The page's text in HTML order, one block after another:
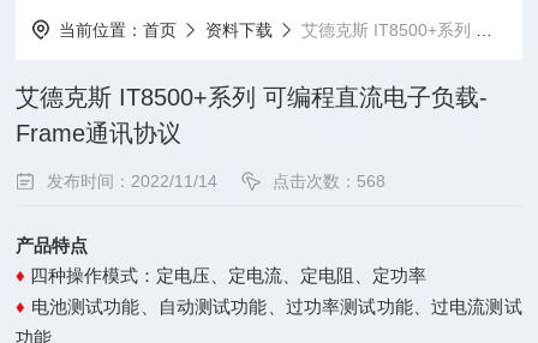
当前位置：首页 资料下载 艾德克斯 IT8500+系列 可编程直流电子负载-Frame通讯协议
艾德克斯 IT8500+系列 可编程直流电子负载-
Frame通讯协议
发布时间：2022/11/14 点击次数：568
产品特点
♦ 四种操作模式：定电压、定电流、定电阻、定功率
♦ 电池测试功能、自动测试功能、过功率测试功能、过电流测试
功能